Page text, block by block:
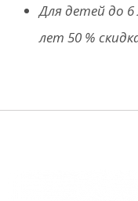
Для детей до 6
лет 50 %